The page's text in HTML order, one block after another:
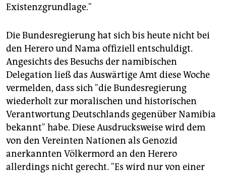
Existenzgrundlage."
Die Bundesregierung hat sich bis heute nicht bei
den Herero und Nama offiziell entschuldigt.
Angesichts des Besuchs der namibischen
Delegation ließ das Auswärtige Amt diese Woche
vermelden, dass sich "die Bundesregierung
wiederholt zur moralischen und historischen
Verantwortung Deutschlands gegenüber Namibia
bekannt" habe. Diese Ausdrucksweise wird dem
von den Vereinten Nationen als Genozid
anerkannten Völkermord an den Herero
allerdings nicht gerecht. "Es wird nur von einer